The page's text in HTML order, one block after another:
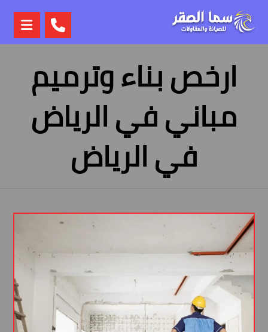
ارخص بناء وترميم
مباني في الرياض
في الرياض